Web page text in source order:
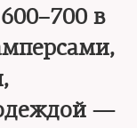
в
—